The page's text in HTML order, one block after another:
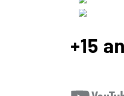
+15